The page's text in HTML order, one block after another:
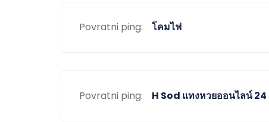
Povratni ping: โคมไฟ
Povratni ping: H Sod แทงหวยออนไลน์ 24